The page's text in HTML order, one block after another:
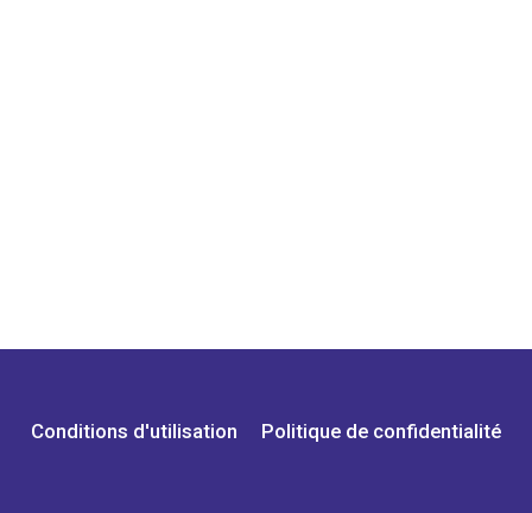
Conditions d'utilisation Politique de confidentialité